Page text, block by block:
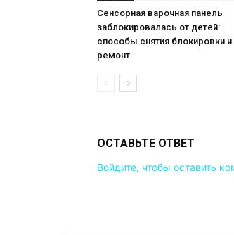
Сенсорная варочная панель
заблокировалась от детей:
способы снятия блокировки и
ремонт
ОСТАВЬТЕ ОТВЕТ
Войдите, чтобы оставить